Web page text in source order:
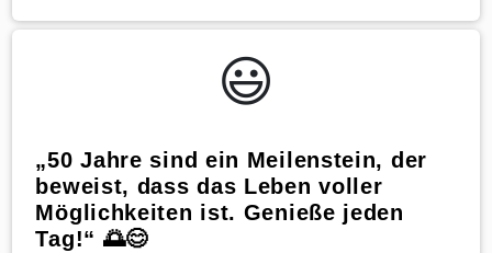
😃️
„50 Jahre sind ein Meilenstein, der
beweist, dass das Leben voller
Möglichkeiten ist. Genieße jeden
Tag!“ 🌅😊